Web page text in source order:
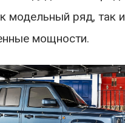
модельный ряд, так и
мощности.